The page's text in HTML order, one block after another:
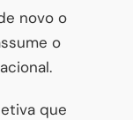
novo o
o
que